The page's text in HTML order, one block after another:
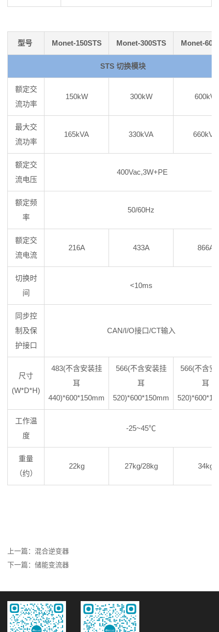
型号 Monet-150STS Monet-300STS Monet-
STS 切换模块
额定交
流功率
150kW 300kW 600kW
最大交
流功率
165kVA 330kVA 660kVA
额定交
流电压
400Vac,3W+PE
额定频
率
50/60Hz
额定交
流电流
216A 433A 866A
切换时
间
<10ms
同步控
制及保
护接口
CAN/I/O接口/CT输入
尺寸
(W*D*H)
483(不含安装挂
耳
440)*600*150mm
566(不含安装挂
耳
520)*600*150mm
566(不含安
耳
工作温
度
-25~45℃
重量
（约）
22kg 27kg/28kg 34kg
上一篇：混合逆变器
下一篇：储能变流器